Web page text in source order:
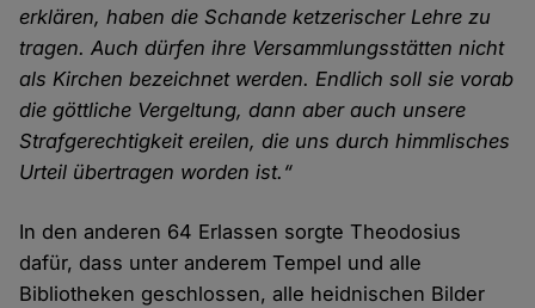
erklären, haben die Schande ketzerischer Lehre zu
tragen. Auch dürfen ihre Versammlungsstätten nicht
als Kirchen bezeichnet werden. Endlich soll sie vorab
die göttliche Vergeltung, dann aber auch unsere
Strafgerechtigkeit ereilen, die uns durch himmlisches
Urteil übertragen worden ist.“
In den anderen 64 Erlassen sorgte Theodosius
dafür, dass unter anderem Tempel und alle
Bibliotheken geschlossen, alle heidnischen Bilder